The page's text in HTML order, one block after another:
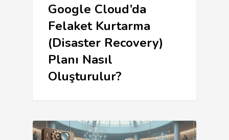
Google Cloud’da
Felaket Kurtarma
(Disaster Recovery)
Planı Nasıl
Oluşturulur?